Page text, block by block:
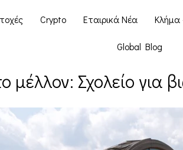
Crypto Εταιρικά Νέα Κλήμα
Global Blog
μέλλον: Σχολείο για